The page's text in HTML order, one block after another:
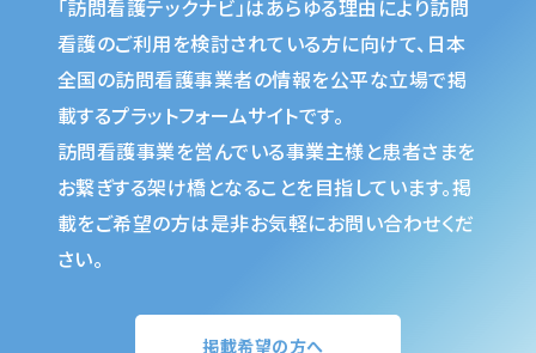
「訪問看護テックナビ」はあらゆる理由により訪問
看護のご利用を検討されている方に向けて、日本
全国の訪問看護事業者の情報を公平な立場で掲
載するプラットフォームサイトです。
訪問看護事業を営んでいる事業主様と患者さまを
お繋ぎする架け橋となることを目指しています。掲
載をご希望の方は是非お気軽にお問い合わせくだ
さい。
掲載希望の方へ